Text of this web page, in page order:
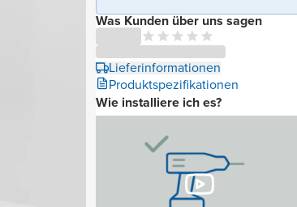
Was Kunden über uns sagen
Lieferinformationen
Produktspezifikationen
Wie installiere ich es?